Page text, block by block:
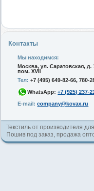
Контакты
Мы находимся:
Москва, ул. Саратовская, д.
пом. XVII
Тел:+7 (495) 649-82-66, 780-
WhatsApp:+7 (925) 237-
E-mail: company@kovax.ru
Текстиль от производителя
Пошив под заказ, продажа